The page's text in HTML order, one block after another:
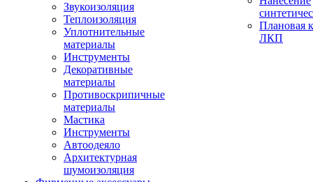
Звукоизоляция
Теплоизоляция
Уплотнительные
материалы
Инструменты
Декоративные
материалы
Противоскрипичные
материалы
Мастика
Инструменты
Автоодеяло
Архитектурная
шумоизоляция
Плановая
ЛКП